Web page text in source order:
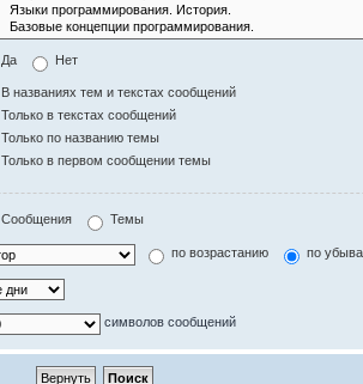
Да Нет
В названиях тем и текстах сообщений
Только в текстах сообщений
Только по названию темы
Только в первом сообщении темы
Сообщения Темы
по возрастанию по
символов сообщений